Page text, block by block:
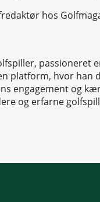
passioneret
platform, hvor
engagement og
og erfarne